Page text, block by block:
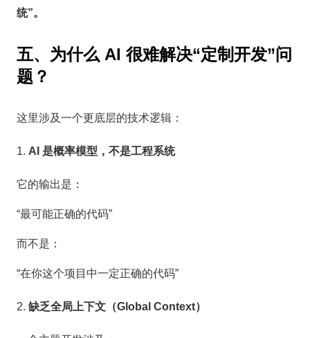
统”。
五、为什么 AI 很难解决“定制开发”问
题？
这里涉及一个更底层的技术逻辑：
AI 是概率模型，不是工程系统
它的输出是：
“最可能正确的代码”
而不是：
“在你这个项目中一定正确的代码”
缺乏全局上下文（Global Context）